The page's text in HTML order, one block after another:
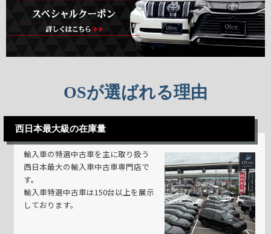
OSが選ばれる理由
西日本最大級の在庫量
輸入車の特選中古車を主に取り扱う
西日本最大の輸入車中古車専門店で
す。
輸入車特選中古車は150台以上を展示
しております。